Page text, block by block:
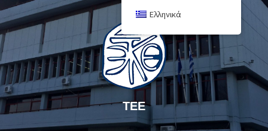
ΤΕΕ
Ελληνικά